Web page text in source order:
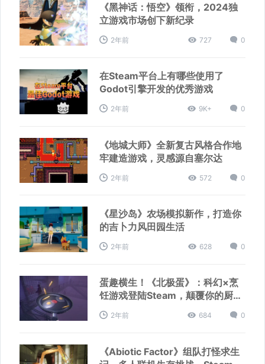
《黑神话：悟空》领衔，2024独
立游戏市场创下新纪录
2年前 727 0
在Steam平台上有哪些使用了
Godot引擎开发的优秀游戏
2年前 9K+ 0
《地城大师》全新复古风格合作地
牢建造游戏，灵感源自塞尔达
2年前 572 0
《星沙岛》农场模拟新作，打造你
的吉卜力风田园生活
2年前 628 0
蛋趣横生！《北极蛋》：科幻×烹
饪游戏登陆Steam，颠覆你的厨房
想象
2年前 684 0
《Abiotic Factor》组队打怪求生